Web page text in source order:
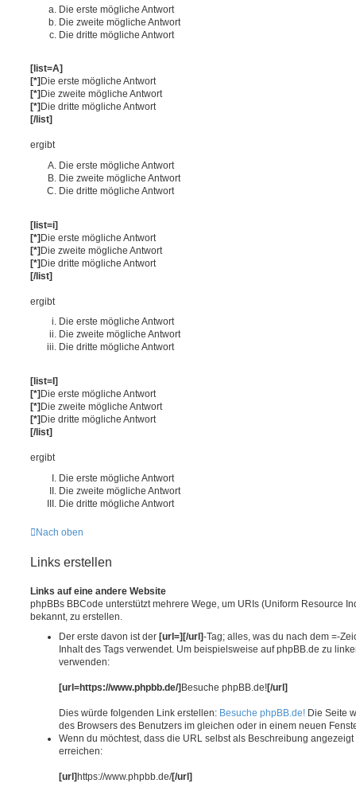
Die erste mögliche Antwort
Die zweite mögliche Antwort
Die dritte mögliche Antwort
[list=A]
[*] Die erste mögliche Antwort
[*] Die zweite mögliche Antwort
[*] Die dritte mögliche Antwort
[/list]
ergibt
Die erste mögliche Antwort
Die zweite mögliche Antwort
Die dritte mögliche Antwort
[list=i]
[*]Die erste mögliche Antwort
[*]Die zweite mögliche Antwort
[*]Die dritte mögliche Antwort
[/list]
ergibt
Die erste mögliche Antwort
Die zweite mögliche Antwort
Die dritte mögliche Antwort
[list=I]
[*] Die erste mögliche Antwort
[*] Die zweite mögliche Antwort
[*] Die dritte mögliche Antwort
[/list]
ergibt
Die erste mögliche Antwort
Die zweite mögliche Antwort
Die dritte mögliche Antwort
Nach oben
Links erstellen
Links auf eine andere Website
phpBBs BBCode unterstützt mehrere Wege, um URIs (Uniform Resource
bekannt, zu erstellen.
Der erste davon ist der [url=][/url]-Tag; alles, was du nach dem =-
Inhalt des Tags verwendet. Um beispielsweise auf phpBB.de zu
verwenden:
[url=https://www.phpbb.de/] Besuche phpBB.de![/url]
Dies würde folgenden Link erstellen: Besuche phpBB.de! Die Seite
des Browsers des Benutzers im gleichen oder in einem neuen
Wenn du möchtest, dass die URL selbst als Beschreibung
erreichen:
[url] https://www.phpbb.de/[/url]